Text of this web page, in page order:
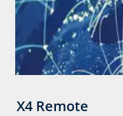
X4 Remote